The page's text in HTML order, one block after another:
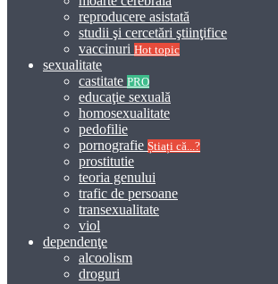
reproducere asistată
studii şi cercetări ştiinţifice
vaccinuri Hot topic
sexualitate
castitate PRO
educaţie sexuală
homosexualitate
pedofilie
pornografie Știați că...?
prostitutie
teoria genului
trafic de persoane
transexualitate
viol
dependenţe
alcoolism
droguri